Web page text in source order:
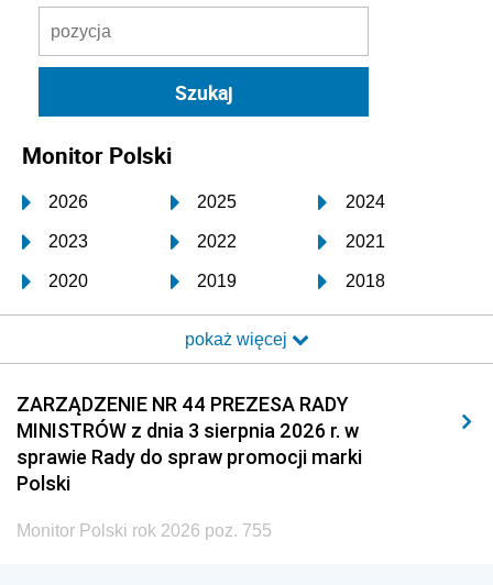
Monitor Polski
2026 2025 2024
2023 2022 2021
2020 2019 2018
2017 2016 2015
2014 2013 2012
2011 2010 2009
2008 2007 2006
2005
pokaż więcej
ZARZĄDZENIE NR 44 PREZESA RADY
MINISTRÓW z dnia 3 sierpnia 2026 r. w
sprawie Rady do spraw promocji marki
Polski
Monitor Polski rok 2026 poz. 755